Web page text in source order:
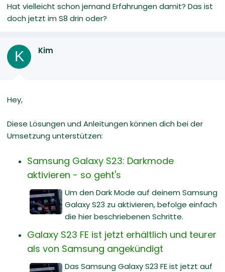
Hat vielleicht schon jemand Erfahrungen damit? Das ist
doch jetzt im S8 drin oder?
K Kim
Hey,
Diese Lösungen und Anleitungen können dich bei der
Umsetzung unterstützen:
Samsung Galaxy S23: Darkmode
aktivieren - so geht's
Um den Dark Mode auf deinem Samsung
Galaxy S23 zu aktivieren, befolge einfach
die hier beschriebenen Schritte.
Galaxy S23 FE ist jetzt erhältlich und teurer
als von Samsung angekündigt
Das Samsung Galaxy S23 FE ist jetzt auf